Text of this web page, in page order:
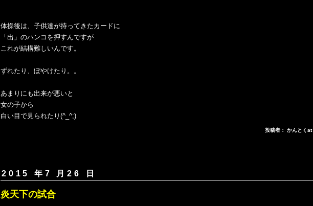
体操後は、子供達が持ってきたカードに
「出」のハンコを押すんですが
これが結構難しいんです。
ずれたり、ぼやけたり。。
あまりにも出来が悪いと
女の子から
白い目で見られたり(^_^;)
投稿者： かんとくat
2015 年7 月26 日
炎天下の試合